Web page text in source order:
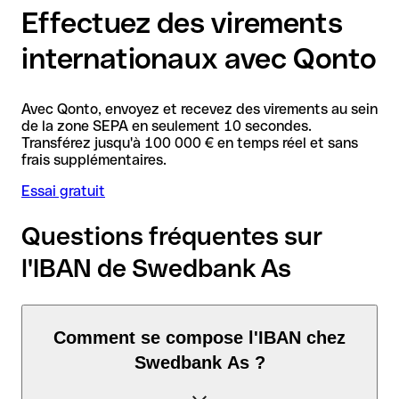
Effectuez des virements
internationaux avec Qonto
Avec Qonto, envoyez et recevez des virements au sein
de la zone SEPA en seulement 10 secondes.
Transférez jusqu'à 100 000 € en temps réel et sans
frais supplémentaires.
Essai gratuit
Questions fréquentes sur
l'IBAN de Swedbank As
Comment se compose l'IBAN chez
Swedbank As ?